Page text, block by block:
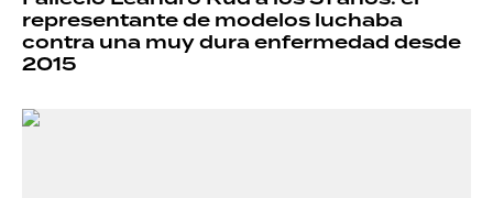
representante de modelos luchaba
contra una muy dura enfermedad desde
2015